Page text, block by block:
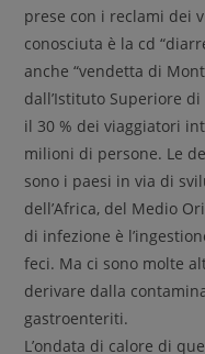
prese con i reclami dei
conosciuta è la cd
anche “vendetta di
dall’Istituto Superiore
il 30 % dei viaggiatori
milioni di persone. Le
sono i paesi in via di
dell’Africa, del Medio
di infezione è
feci. Ma ci sono molte
derivare dalla
gastroenteriti.
L’ondata di calore di